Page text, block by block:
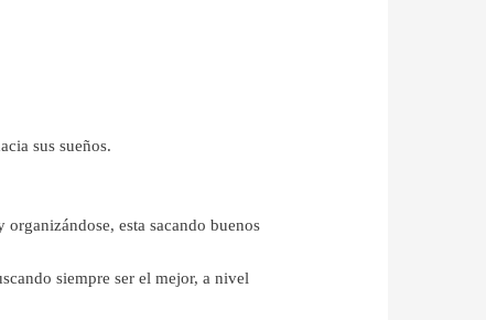
sus sueños.
esta sacando buenos
siempre ser el mejor, a nivel